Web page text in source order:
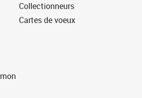
Collectionneurs
Cartes de voeux